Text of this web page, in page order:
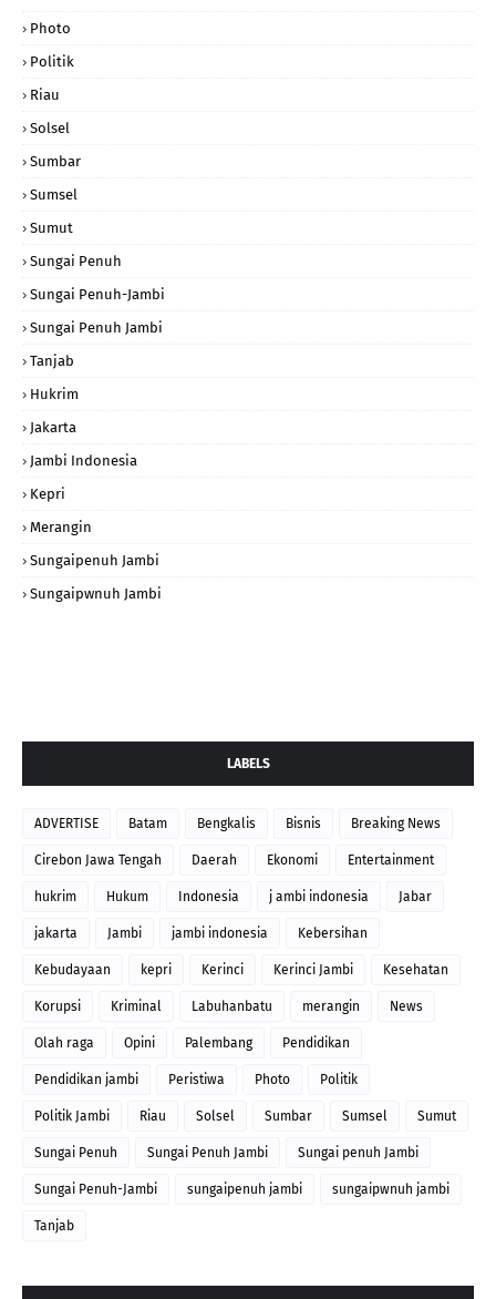
Photo
Politik
Riau
Solsel
Sumbar
Sumsel
Sumut
Sungai Penuh
Sungai Penuh-Jambi
Sungai Penuh Jambi
Tanjab
Hukrim
Jakarta
Jambi Indonesia
Kepri
Merangin
Sungaipenuh Jambi
Sungaipwnuh Jambi
LABELS
ADVERTISE Batam Bengkalis Bisnis Breaking News
Cirebon Jawa Tengah Daerah Ekonomi Entertainment
hukrim Hukum Indonesia j ambi indonesia Jabar
jakarta Jambi jambi indonesia Kebersihan
Kebudayaan kepri Kerinci Kerinci Jambi Kesehatan
Korupsi Kriminal Labuhanbatu merangin News
Olah raga Opini Palembang Pendidikan
Pendidikan jambi Peristiwa Photo Politik
Politik Jambi Riau Solsel Sumbar Sumsel Sumut
Sungai Penuh Sungai Penuh Jambi Sungai penuh Jambi
Sungai Penuh-Jambi sungaipenuh jambi sungaipwnuh jambi
Tanjab